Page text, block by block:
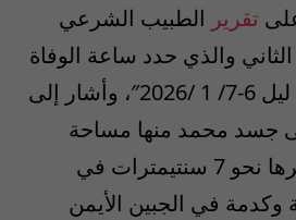
تقرير الطبيب الشرعي
8 كانون الثاني والذي حدد ساعة الوفاة
في “حوالي منتصف ليل 6-7/ 1 /2026″، وأشار إلى
جسد محمد منها مساحة
دائرية مسطّحة قطرها نحو 7 سنتيمترات في
في الجبين الأيمن